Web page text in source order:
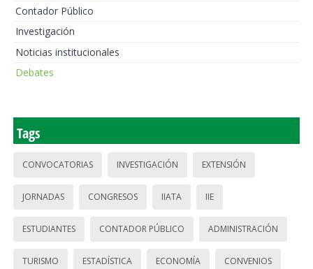
Contador Público
Investigación
Noticias institucionales
Debates
Tags
CONVOCATORIAS INVESTIGACIÓN EXTENSIÓN
JORNADAS CONGRESOS IIATA IIE
ESTUDIANTES CONTADOR PÚBLICO ADMINISTRACIÓN
TURISMO ESTADÍSTICA ECONOMÍA CONVENIOS